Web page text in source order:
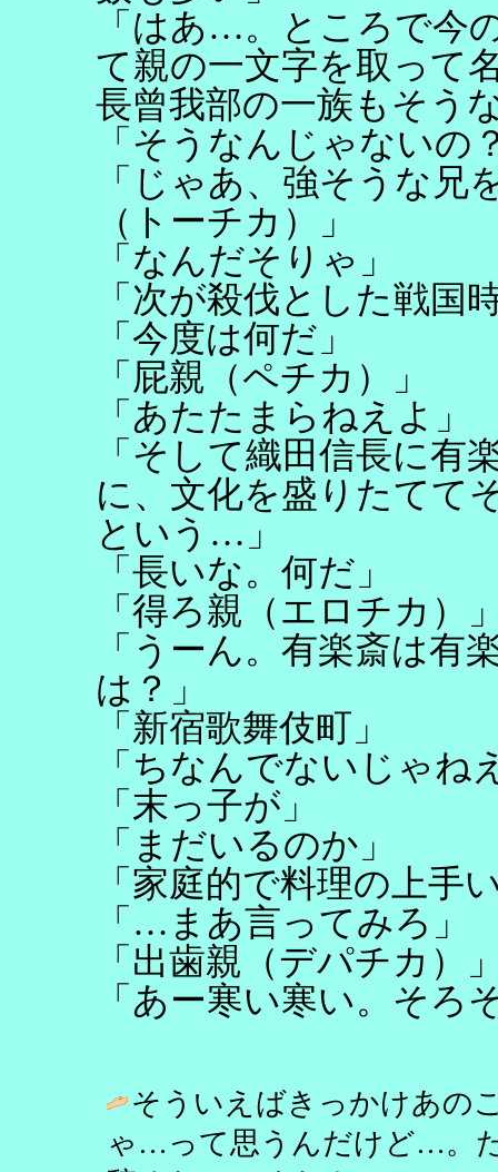
「はあ…。ところで今
て親の一文字を取って
長曾我部の一族もそう
「そうなんじゃないの
「じゃあ、強そうな兄
（トーチカ）」
「なんだそりゃ」
「次が殺伐とした戦
「今度は何だ」
「屁親（ペチカ）」
「あたたまらねえよ」
「そして織田信長に有
に、文化を盛りたてて
という…」
「長いな。何だ」
「得ろ親（エロチカ）
「うーん。有楽斎は有
は？」
「新宿歌舞伎町」
「ちなんでないじゃね
「末っ子が」
「まだいるのか」
「家庭的で料理の上手
「…まあ言ってみろ」
「出歯親（デパチカ）
「あー寒い寒い。そ
そういえばきっかけあの
ゃ…って思うんだけど…。